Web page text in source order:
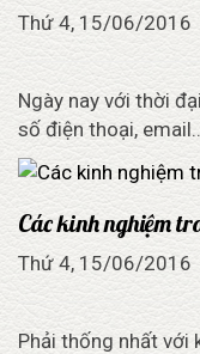
Thứ 4, 15/06/2016
Ngày nay với thời
số điện thoại,
Các kinh nghiệm
Thứ 4, 15/06/2016
Phải thống nhất với